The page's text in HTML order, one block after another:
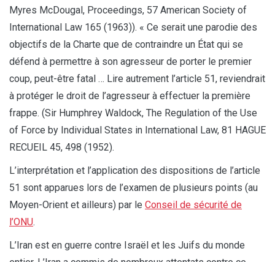
Myres McDougal, Proceedings, 57 American Society of
International Law 165 (1963)). « Ce serait une parodie des
objectifs de la Charte que de contraindre un État qui se
défend à permettre à son agresseur de porter le premier
coup, peut-être fatal … Lire autrement l’article 51, reviendrait
à protéger le droit de l’agresseur à effectuer la première
frappe. (Sir Humphrey Waldock, The Regulation of the Use
of Force by Individual States in International Law, 81 HAGUE
RECUEIL 45, 498 (1952).
L’interprétation et l’application des dispositions de l’article
51 sont apparues lors de l’examen de plusieurs points (au
Moyen-Orient et ailleurs) par le Conseil de sécurité de
l’ONU.
L’Iran est en guerre contre Israël et les Juifs du monde